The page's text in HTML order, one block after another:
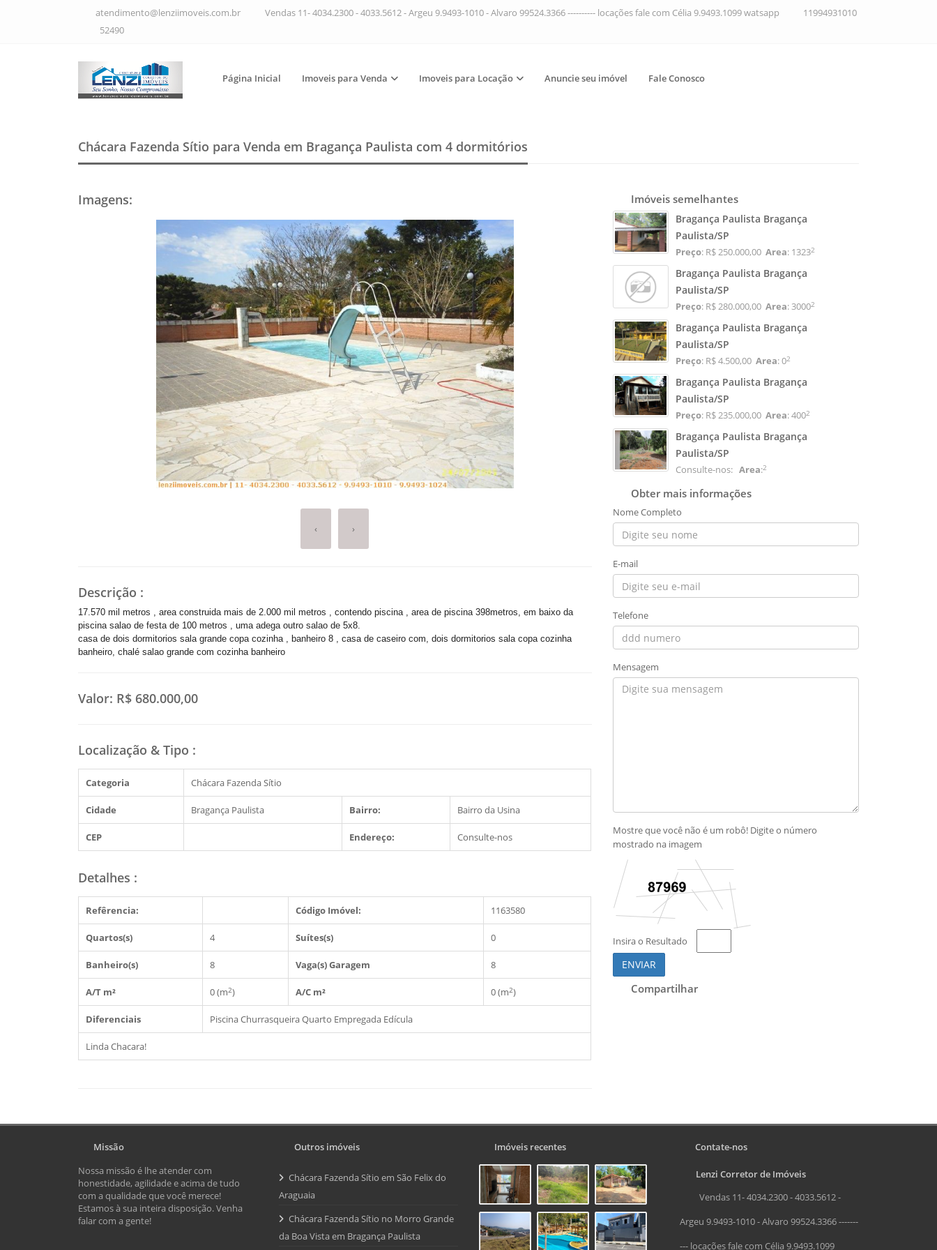
atendimento@lenziimoveis.com.br Vendas 11- 4034.2300 - 4033.5612 - Argeu 9.9493-1010 - Alvaro 99524.3366 ---------- locações fale com Célia 9.9493.1099 watsapp
11994931010
52490
Página Inicial Imoveis para Venda Imoveis para Locação Anuncie seu imóvel Fale Conosco
Chácara Fazenda Sítio para Venda em Bragança Paulista com 4 dormitórios
Imagens:
‹ ›
Descrição :
17.570 mil metros , area construida mais de 2.000 mil metros , contendo piscina , area de piscina 398metros, em baixo da
piscina salao de festa de 100 metros , uma adega outro salao de 5x8.
casa de dois dormitorios sala grande copa cozinha , banheiro 8 , casa de caseiro com, dois dormitorios sala copa cozinha
banheiro, chalé salao grande com cozinha banheiro
Valor: R$ 680.000,00
Localização & Tipo :
Categoria Chácara Fazenda Sítio
Cidade Bragança Paulista Bairro: Bairro da Usina
CEP Endereço: Consulte-nos
Detalhes :
Refêrencia: Código Imóvel: 1163580
Quartos(s) 4 Suítes(s) 0
Banheiro(s) 8 Vaga(s) Garagem 8
A/T m² 0 (m2) A/C m² 0 (m2)
Diferenciais PiscinaChurrasqueiraQuarto Empregada Edícula
Linda Chacara!
Imóveis semelhantes
Bragança Paulista Bragança
Paulista/SP
Preço: R$ 250.000,00 Area: 13232
Bragança Paulista Bragança
Paulista/SP
Preço: R$ 280.000,00 Area: 30002
Bragança Paulista Bragança
Paulista/SP
Preço: R$ 4.500,00 Area: 02
Bragança Paulista Bragança
Paulista/SP
Preço: R$ 235.000,00 Area: 4002
Bragança Paulista Bragança
Paulista/SP
Consulte-nos: Area:2
Obter mais informações
Nome Completo
E-mail
Telefone
Mensagem
Mostre que você não é um robô! Digite o número
mostrado na imagem
Insira o Resultado
ENVIAR
Compartilhar
Missão
Nossa missão é lhe atender com
honestidade, agilidade e acima de tudo
com a qualidade que você merece!
Estamos à sua inteira disposição. Venha
falar com a gente!
Outros imóveis
Chácara Fazenda Sítio em São Felix do
Araguaia
Chácara Fazenda Sítio no Morro Grande
da Boa Vista em Bragança Paulista
Imóveis recentes Contate-nos
Lenzi Corretor de Imóveis
Vendas 11- 4034.2300 - 4033.5612 -
Argeu 9.9493-1010 - Alvaro 99524.3366 -------
--- locações fale com Célia 9.9493.1099